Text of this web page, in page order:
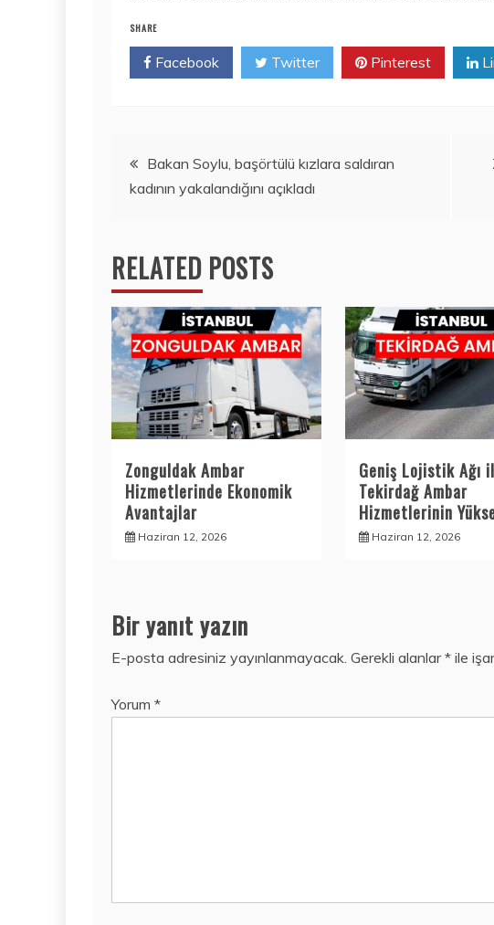
SHARE
Facebook Twitter Pinterest
Yazı
gezinmesi
Bakan Soylu, başörtülü kızlara saldıran
kadının yakalandığını açıkladı
RELATED POSTS
Zonguldak Ambar
Hizmetlerinde Ekonomik
Avantajlar
Haziran 12, 2026
Geniş Lojistik Ağı
Tekirdağ Ambar
Hizmetlerinin
Haziran 12, 2026
Bir yanıt yazın
E-posta adresiniz yayınlanmayacak. Gerekli alanlar* ile
Yorum *